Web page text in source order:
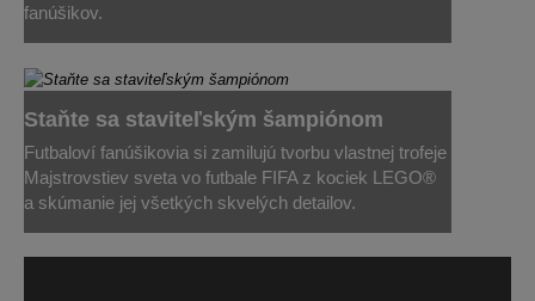
fanúšikov.
Staňte sa staviteľským šampiónom
Futbaloví fanúšikovia si zamilujú tvorbu vlastnej trofeje
Majstrovstiev sveta vo futbale FIFA z kociek LEGO®
a skúmanie jej všetkých skvelých detailov.